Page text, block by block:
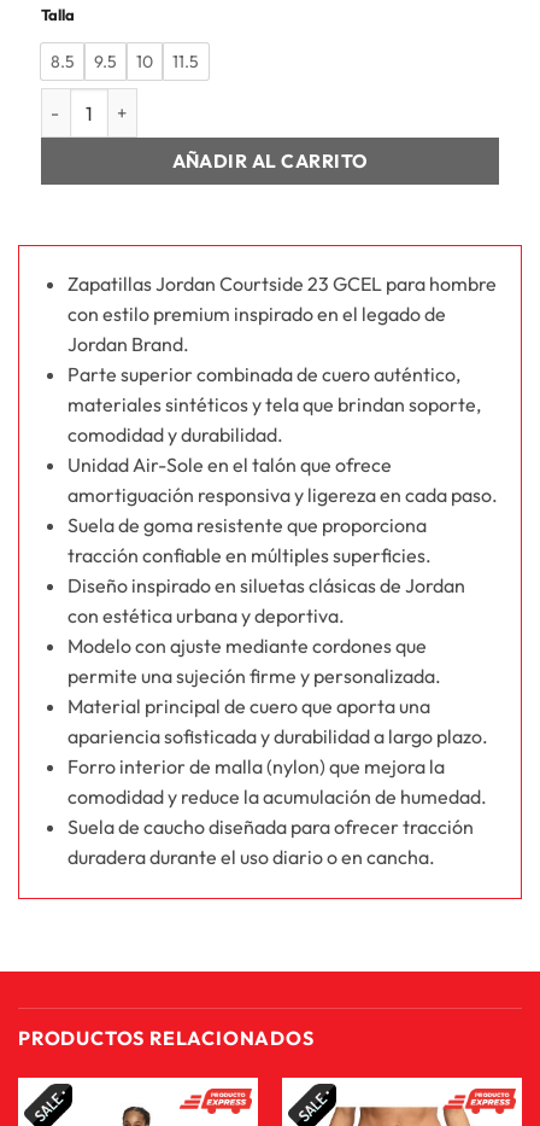
Talla
8.5 9.5 10
11.5
AÑADIR AL CARRITO
Zapatillas Jordan Courtside 23 GCEL para hombre
con estilo premium inspirado en el legado de
Jordan Brand.
Parte superior combinada de cuero auténtico,
materiales sintéticos y tela que brindan soporte,
comodidad y durabilidad.
Unidad Air-Sole en el talón que ofrece
amortiguación responsiva y ligereza en cada paso.
Suela de goma resistente que proporciona
tracción confiable en múltiples superficies.
Diseño inspirado en siluetas clásicas de Jordan
con estética urbana y deportiva.
Modelo con ajuste mediante cordones que
permite una sujeción firme y personalizada.
Material principal de cuero que aporta una
apariencia sofisticada y durabilidad a largo plazo.
Forro interior de malla (nylon) que mejora la
comodidad y reduce la acumulación de humedad.
Suela de caucho diseñada para ofrecer tracción
duradera durante el uso diario o en cancha.
PRODUCTOS RELACIONADOS